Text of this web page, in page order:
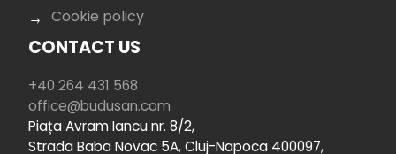
Cookie policy
CONTACT US
+40 264 431 568
office@budusan.com
Piața Avram Iancu nr. 8/2,
Strada Baba Novac 5A, Cluj-Napoca 400097,